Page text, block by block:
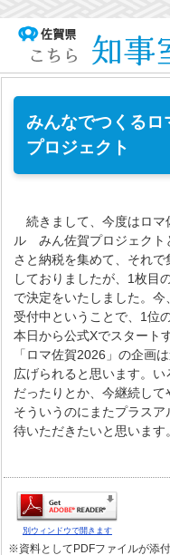
みんなでつくる
プロジェクト
続きまして、今度はロマ
ル みん佐賀プロジェクト
さと納税を集めて、それ
しておりましたが、1枚目
で決定をいたしました。
受付中ということで、1位
本日から公式Xでスタート
「ロマ佐賀2026」の企画
広げられると思います。
だったりとか、今継続して
そういうのにまたプラス
待いただきたいと思います
別ウィンドウで開きます
※資料としてPDFファイルが添